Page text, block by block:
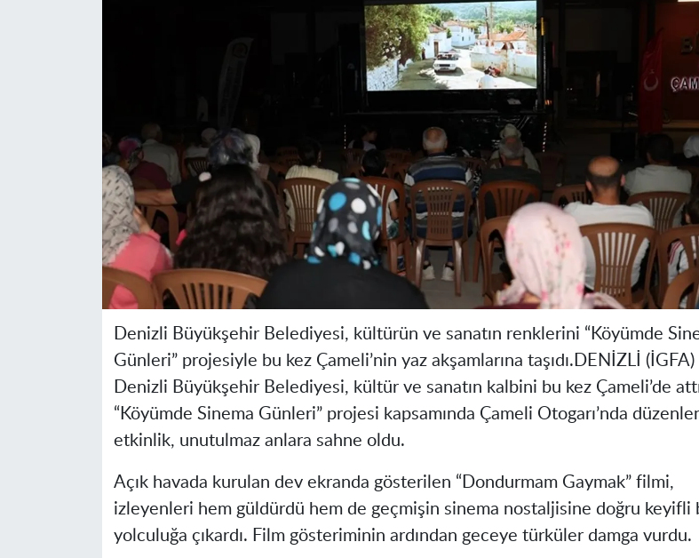
Denizli Büyükşehir Belediyesi, kültürün ve sanatın renklerini “Köyümde
Günleri” projesiyle bu kez Çameli’nin yaz akşamlarına taşıdı. DENİZLİ (İGFA)
Denizli Büyükşehir Belediyesi, kültür ve sanatın kalbini bu kez Çameli’de
“Köyümde Sinema Günleri” projesi kapsamında Çameli Otogarı’nda
etkinlik, unutulmaz anlara sahne oldu.
Açık havada kurulan dev ekranda gösterilen “Dondurmam Gaymak” filmi,
izleyenleri hem güldürdü hem de geçmişin sinema nostaljisine doğru keyifli
yolculuğa çıkardı. Film gösteriminin ardından geceye türküler damga vurdu.